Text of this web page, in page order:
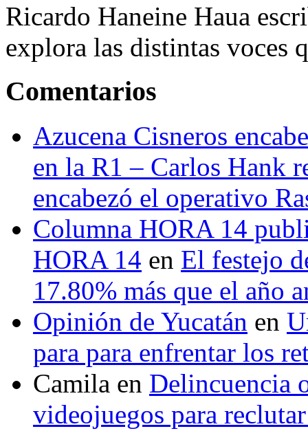
Ricardo Haneine Haua
explora las distintas voces
Comentarios
Azucena Cisneros
en la R1 – Carlos Hank
encabezó el operativo
Columna HORA 14
HORA 14 en El festejo
17.80% más que el año
Opinión de Yucatán en
para para enfrentar los
Camila en Delincuencia
videojuegos para